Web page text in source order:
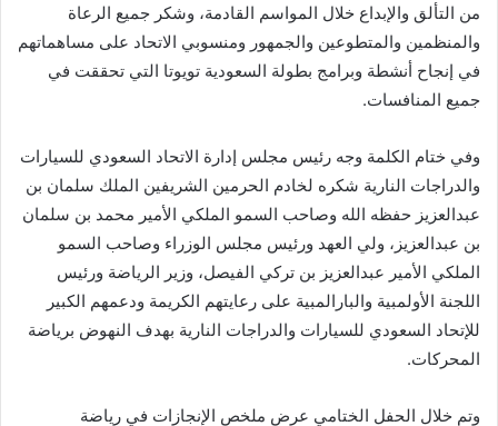
من التألق والإبداع خلال المواسم القادمة، وشكر جميع الرعاة
والمنظمين والمتطوعين والجمهور ومنسوبي الاتحاد على مساهماتهم
في إنجاح أنشطة وبرامج بطولة السعودية تويوتا التي تحققت في
جميع المنافسات.
وفي ختام الكلمة وجه رئيس مجلس إدارة الاتحاد السعودي للسيارات
والدراجات النارية شكره لخادم الحرمين الشريفين الملك سلمان بن
عبدالعزيز حفظه الله وصاحب السمو الملكي الأمير محمد بن سلمان
بن عبدالعزيز، ولي العهد ورئيس مجلس الوزراء وصاحب السمو
الملكي الأمير عبدالعزيز بن تركي الفيصل، وزير الرياضة ورئيس
اللجنة الأولمبية والبارالمبية على رعايتهم الكريمة ودعمهم الكبير
للإتحاد السعودي للسيارات والدراجات النارية بهدف النهوض برياضة
المحركات.
وتم خلال الحفل الختامي عرض ملخص الإنجازات في رياضة